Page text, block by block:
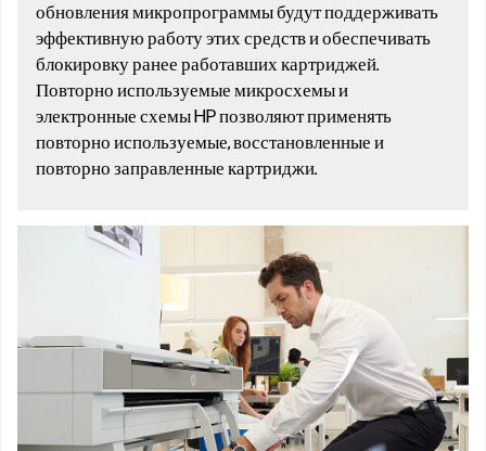
обновления микропрограммы будут поддерживать
эффективную работу этих средств и обеспечивать
блокировку ранее работавших картриджей.
Повторно используемые микросхемы и
электронные схемы HP позволяют применять
повторно используемые, восстановленные и
повторно заправленные картриджи.